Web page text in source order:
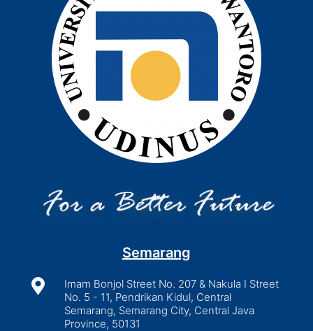
Semarang

Imam Bonjol Street No. 207 & Nakula I Street
No. 5 - 11, Pendrikan Kidul, Central
Semarang, Semarang City, Central Java
Province, 50131